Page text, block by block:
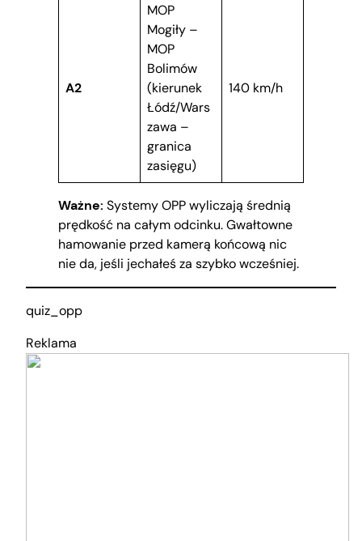
A2
MOP
Mogiły –
MOP
Bolimów
(kierunek
Łódź/Wars
zawa –
granica
zasięgu)
140 km/h
Ważne: Systemy OPP wyliczają średnią
prędkość na całym odcinku. Gwałtowne
hamowanie przed kamerą końcową nic
nie da, jeśli jechałeś za szybko wcześniej.
quiz_opp
Reklama